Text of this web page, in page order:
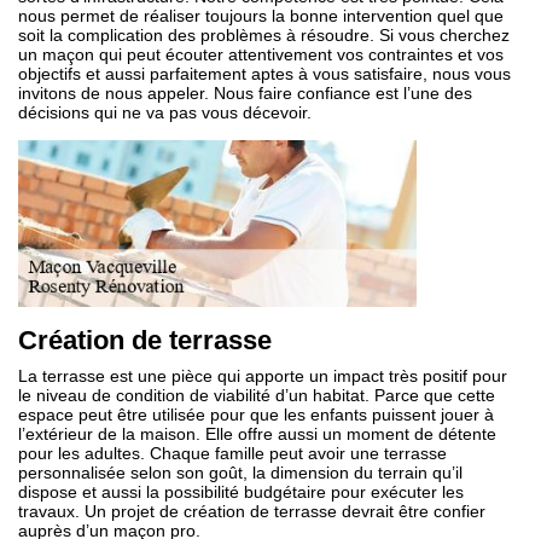
nous permet de réaliser toujours la bonne intervention quel que
soit la complication des problèmes à résoudre. Si vous cherchez
un maçon qui peut écouter attentivement vos contraintes et vos
objectifs et aussi parfaitement aptes à vous satisfaire, nous vous
invitons de nous appeler. Nous faire confiance est l’une des
décisions qui ne va pas vous décevoir.
Création de terrasse
La terrasse est une pièce qui apporte un impact très positif pour
le niveau de condition de viabilité d’un habitat. Parce que cette
espace peut être utilisée pour que les enfants puissent jouer à
l’extérieur de la maison. Elle offre aussi un moment de détente
pour les adultes. Chaque famille peut avoir une terrasse
personnalisée selon son goût, la dimension du terrain qu’il
dispose et aussi la possibilité budgétaire pour exécuter les
travaux. Un projet de création de terrasse devrait être confier
auprès d’un maçon pro.